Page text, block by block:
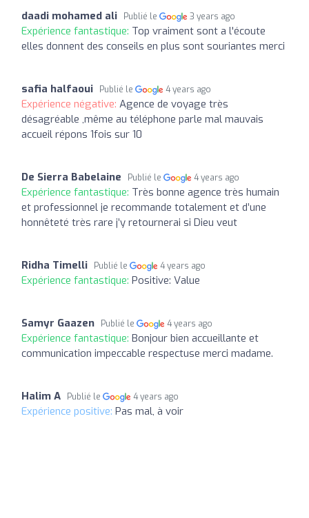
daadi mohamed ali Publié le 3 years ago
Expérience fantastique: Top vraiment sont a l'écoute
elles donnent des conseils en plus sont souriantes merci
safia halfaoui Publié le 4 years ago
Expérience négative: Agence de voyage très
désagréable ,même au téléphone parle mal mauvais
accueil répons 1fois sur 10
De Sierra Babelaine Publié le 4 years ago
Expérience fantastique: Très bonne agence très humain
et professionnel je recommande totalement et d’une
honnêteté très rare j’y retournerai si Dieu veut
Ridha Timelli Publié le 4 years ago
Expérience fantastique: Positive: Value
Samyr Gaazen Publié le 4 years ago
Expérience fantastique: Bonjour bien accueillante et
communication impeccable respectuse merci madame.
Halim A Publié le 4 years ago
Expérience positive: Pas mal, à voir